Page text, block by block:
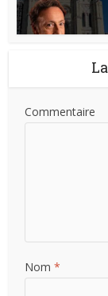
Commentaire
Nom*